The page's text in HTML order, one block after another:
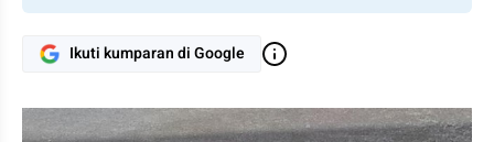
Ikuti kumparan di Google